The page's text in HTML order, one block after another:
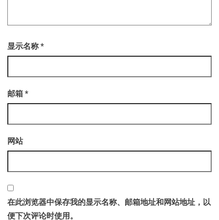
显示名称 *
邮箱 *
网站
在此浏览器中保存我的显示名称、邮箱地址和网站地址，以
便下次评论时使用。